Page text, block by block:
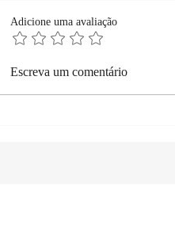
Publicar um Livro
Adicione uma avaliação
Escreva um comentário